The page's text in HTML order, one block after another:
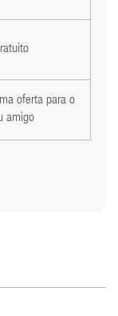
oferta para o
amigo